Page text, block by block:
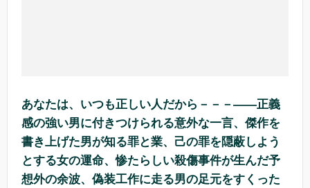
あなたは、いつも正しい人だから－－－――正義
感の強い男に付きつけられる意外な一言、傑作を
書き上げた男が知る罪と業、己の罪を隠蔽しよう
とする女の運命、惨たらしい殺傷事件が生んだ予
想外の余波、偽装工作に走る男の足元をすくった